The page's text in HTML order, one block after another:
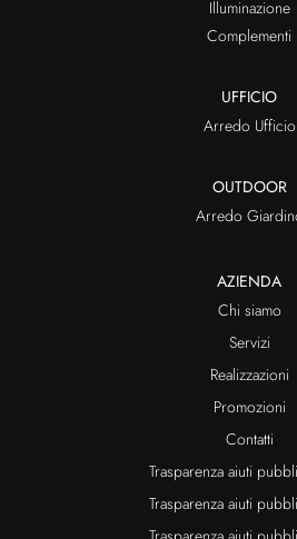
Illuminazione
Complementi
UFFICIO
Arredo Ufficio
OUTDOOR
Arredo
AZIENDA
Chi siamo
Servizi
Realizzazioni
Promozioni
Contatti
Trasparenza aiuti
Trasparenza aiuti